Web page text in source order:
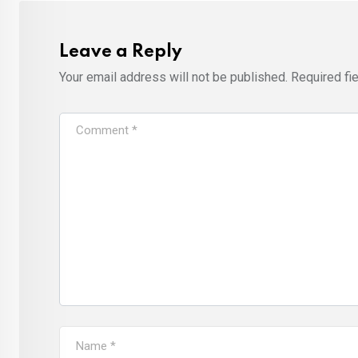
Leave a Reply
Your email address will not be published. Required